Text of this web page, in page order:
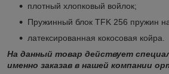
плотный хлопковый войлок;
Пружинный блок TFK 256 пружин
латексированная кокосовая койра.
На данный товар действует
именно заказав в нашей компании